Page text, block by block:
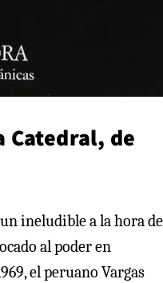
Catedral, de
ineludible a la hora de
al poder en
el peruano Vargas